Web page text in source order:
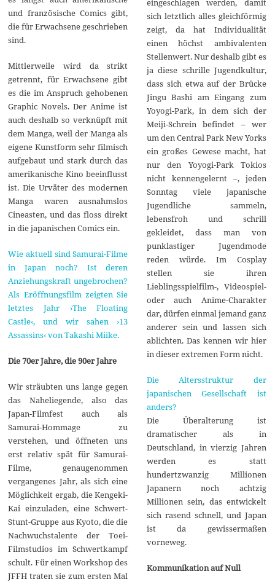
und französische Comics gibt,
die für Erwachsene geschrieben
sind.
Mittlerweile wird da strikt
getrennt, für Erwachsene gibt
es die im Anspruch gehobenen
Graphic Novels. Der Anime ist
auch deshalb so verknüpft mit
dem Manga, weil der Manga als
eigene Kunstform sehr filmisch
aufgebaut und stark durch das
amerikanische Kino beeinflusst
ist. Die Urväter des modernen
Manga waren ausnahmslos
Cineasten, und das floss direkt
in die japanischen Comics ein.
Wie aktuell sind Samurai-Filme
in Japan noch? Ist deren
Anziehungskraft ungebrochen?
Als Eröffnungsfilm zeigten Sie
letztes Jahr ›The Floating
Castle‹, und wir sahen ›13
Assassins‹ von Takashi Miike.
Die 70er Jahre, die 90er Jahre
Wir sträubten uns lange gegen
das Naheliegende, also das
Japan-Filmfest auch als
Samurai-Hommage zu
verstehen, und öffneten uns
erst relativ spät für Samurai-
Filme, genaugenommen
vergangenes Jahr, als sich eine
Möglichkeit ergab, die Kengeki-
Kai einzuladen, eine Schwert-
Stunt-Gruppe aus Kyoto, die die
Nachwuchstalente der Toei-
Filmstudios im Schwertkampf
schult. Für einen Workshop des
JFFH traten sie zum ersten Mal
sich letztlich alles gleichförmig
zeigt, da hat Individualität
einen höchst ambivalenten
Stellenwert. Nur deshalb gibt es
ja diese schrille Jugendkultur,
dass sich etwa auf der Brücke
Jingu Bashi am Eingang zum
Yoyogi-Park, in dem sich der
Meiji-Schrein befindet – wer
um den Central Park New Yorks
ein großes Gewese macht, hat
nur den Yoyogi-Park Tokios
nicht kennengelernt –, jeden
Sonntag viele japanische
Jugendliche sammeln,
lebensfroh und schrill
gekleidet, dass man von
punklastiger Jugendmode
reden würde. Im Cosplay
stellen sie ihren
Lieblingsspielfilm-, Videospiel-
oder auch Anime-Charakter
dar, dürfen einmal jemand ganz
anderer sein und lassen sich
ablichten. Das kennen wir hier
in dieser extremen Form nicht.
Die Altersstruktur der
japanischen Gesellschaft ist
anders?
Die Überalterung ist
dramatischer als in
Deutschland, in vierzig Jahren
werden es statt
hundertzwanzig Millionen
Japanern noch achtzig
Millionen sein, das entwickelt
sich rasend schnell, und Japan
ist da gewissermaßen
vorneweg.
Kommunikation auf Null